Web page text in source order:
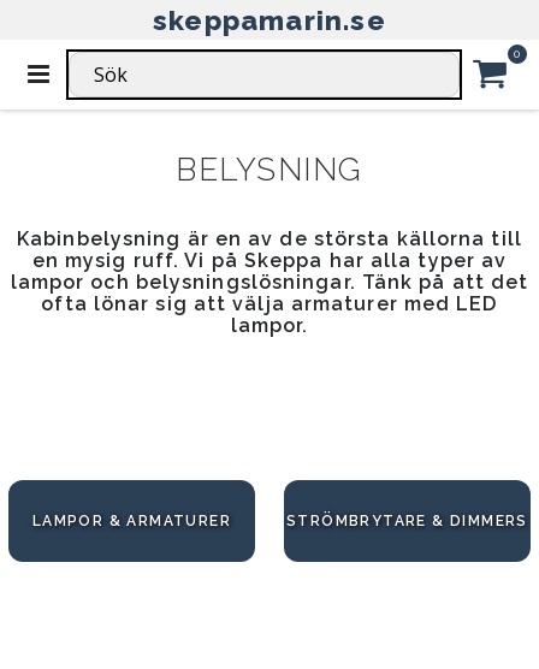
skeppamarin.se
Växla
Nav
0
EL & BELYSNING KABINBELYSNING
KABINBELYSNING - EL &
BELYSNING
Kabinbelysning är en av de största källorna till
en mysig ruff. Vi på Skeppa har alla typer av
lampor och belysningslösningar. Tänk på att det
ofta lönar sig att välja armaturer med LED
lampor.
LAMPOR & ARMATURER STRÖMBRYTARE & DIMMERS